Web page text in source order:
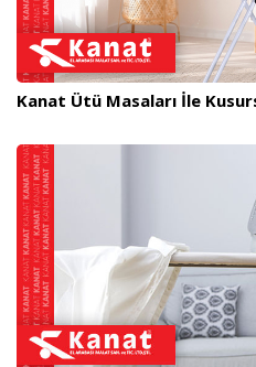
Kanat Ütü Masaları İle